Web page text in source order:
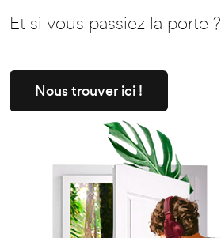
Et si vous passiez la porte ?
Nous trouver ici !